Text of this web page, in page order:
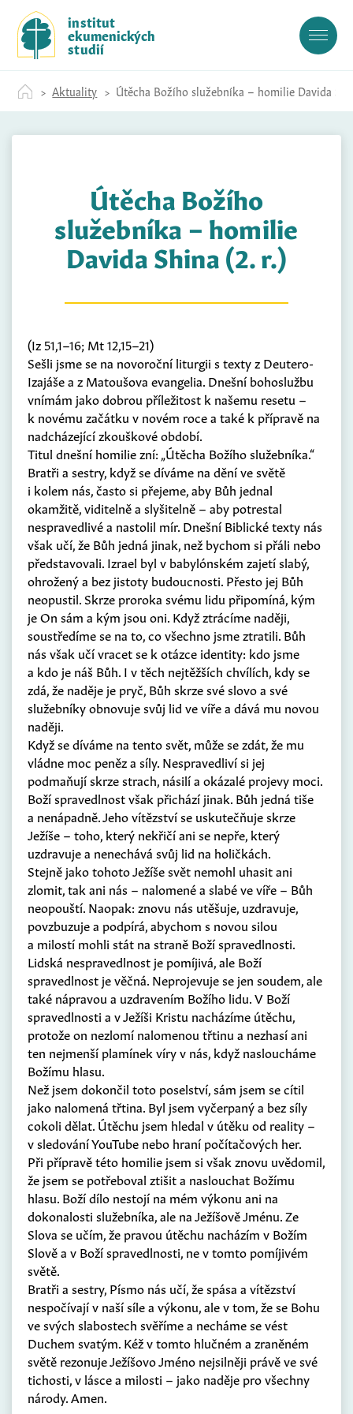
c
institut
ekumenických
studií
Aktuality Útěcha Božího služebníka – homilie Davida
Útěcha Božího
služebníka – homilie
Davida Shina (2. r.)
(Iz 51,1–16; Mt 12,15–21)
Sešli jsme se na novoroční liturgii s texty z Deutero-
Izajáše a z Matoušova evangelia. Dnešní bohoslužbu
vnímám jako dobrou příležitost k našemu resetu –
k novému začátku v novém roce a také k přípravě na
nadcházející zkouškové období.
Titul dnešní homilie zní: „Útěcha Božího služebníka.“
Bratři a sestry, když se díváme na dění ve světě
i kolem nás, často si přejeme, aby Bůh jednal
okamžitě, viditelně a slyšitelně – aby potrestal
nespravedlivé a nastolil mír. Dnešní Biblické texty nás
však učí, že Bůh jedná jinak, než bychom si přáli nebo
představovali. Izrael byl v babylónském zajetí slabý,
ohrožený a bez jistoty budoucnosti. Přesto jej Bůh
neopustil. Skrze proroka svému lidu připomíná, kým
je On sám a kým jsou oni. Když ztrácíme naději,
soustředíme se na to, co všechno jsme ztratili. Bůh
nás však učí vracet se k otázce identity: kdo jsme
a kdo je náš Bůh. I v těch nejtěžších chvílích, kdy se
zdá, že naděje je pryč, Bůh skrze své slovo a své
služebníky obnovuje svůj lid ve víře a dává mu novou
naději.
Když se díváme na tento svět, může se zdát, že mu
vládne moc peněz a síly. Nespravedliví si jej
podmaňují skrze strach, násilí a okázalé projevy moci.
Boží spravedlnost však přichází jinak. Bůh jedná tiše
a nenápadně. Jeho vítězství se uskutečňuje skrze
Ježíše – toho, který nekřičí ani se nepře, který
uzdravuje a nenechává svůj lid na holičkách.
Stejně jako tohoto Ježíše svět nemohl uhasit ani
zlomit, tak ani nás – nalomené a slabé ve víře – Bůh
neopouští. Naopak: znovu nás utěšuje, uzdravuje,
povzbuzuje a podpírá, abychom s novou silou
a milostí mohli stát na straně Boží spravedlnosti.
Lidská nespravedlnost je pomíjivá, ale Boží
spravedlnost je věčná. Neprojevuje se jen soudem, ale
také nápravou a uzdravením Božího lidu. V Boží
spravedlnosti a v Ježíši Kristu nacházíme útěchu,
protože on nezlomí nalomenou třtinu a nezhasí ani
ten nejmenší plamínek víry v nás, když nasloucháme
Božímu hlasu.
Než jsem dokončil toto poselství, sám jsem se cítil
jako nalomená třtina. Byl jsem vyčerpaný a bez síly
cokoli dělat. Útěchu jsem hledal v útěku od reality –
v sledování YouTube nebo hraní počítačových her.
Při přípravě této homilie jsem si však znovu uvědomil,
že jsem se potřeboval ztišit a naslouchat Božímu
hlasu. Boží dílo nestojí na mém výkonu ani na
dokonalosti služebníka, ale na Ježíšově Jménu. Ze
Slova se učím, že pravou útěchu nacházím v Božím
Slově a v Boží spravedlnosti, ne v tomto pomíjivém
světě.
Bratři a sestry, Písmo nás učí, že spása a vítězství
nespočívají v naší síle a výkonu, ale v tom, že se Bohu
ve svých slabostech svěříme a necháme se vést
Duchem svatým. Kéž v tomto hlučném a zraněném
světě rezonuje Ježíšovo Jméno nejsilněji právě ve své
tichosti, v lásce a milosti – jako naděje pro všechny
národy. Amen.